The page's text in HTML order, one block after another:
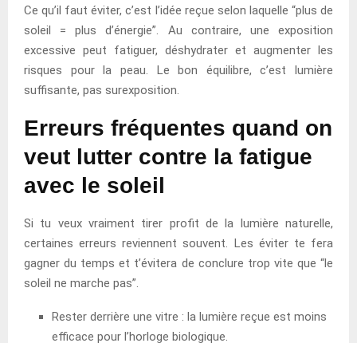
Ce qu’il faut éviter, c’est l’idée reçue selon laquelle “plus de
soleil = plus d’énergie”. Au contraire, une exposition
excessive peut fatiguer, déshydrater et augmenter les
risques pour la peau. Le bon équilibre, c’est lumière
suffisante, pas surexposition.
Erreurs fréquentes quand on
veut lutter contre la fatigue
avec le soleil
Si tu veux vraiment tirer profit de la lumière naturelle,
certaines erreurs reviennent souvent. Les éviter te fera
gagner du temps et t’évitera de conclure trop vite que “le
soleil ne marche pas”.
Rester derrière une vitre : la lumière reçue est moins
efficace pour l’horloge biologique.